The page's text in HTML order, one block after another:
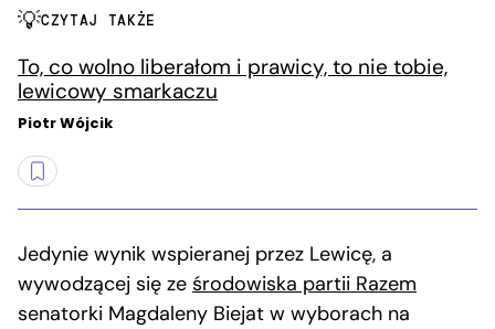
CZYTAJ TAKŻE
To, co wolno liberałom i prawicy, to nie tobie,
lewicowy smarkaczu
Piotr Wójcik
Jedynie wynik wspieranej przez Lewicę, a
wywodzącej się ze środowiska partii Razem
senatorki Magdaleny Biejat w wyborach na